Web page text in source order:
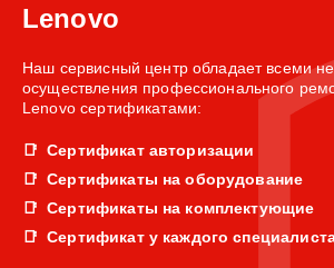
Lenovo
Наш сервисный центр обладает всеми
осуществления профессионального
Lenovo сертификатами:
Сертификат авторизации
Сертификаты на оборудование
Сертификаты на комплектующие
Сертификат у каждого